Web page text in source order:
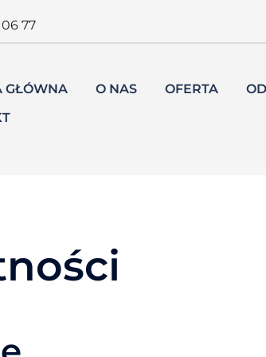
77
GŁÓWNA O NAS OFERTA